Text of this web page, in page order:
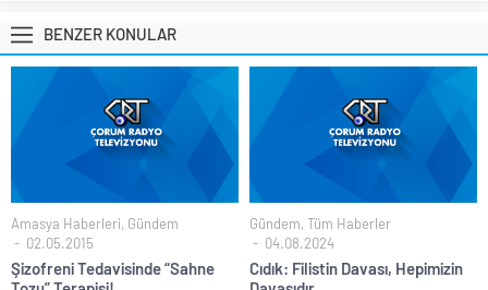
BENZER KONULAR
Amasya Haberleri, Gündem
02.05.2015
Şizofreni Tedavisinde “Sahne
Gündem, Tüm Haberler
04.08.2024
Cıdık: Filistin Davası, Hepimizin